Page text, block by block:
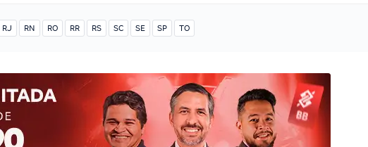
RJ RN RO RR RS SC SE SP TO